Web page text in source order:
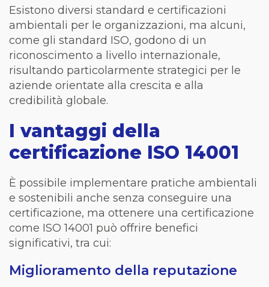
Esistono diversi standard e certificazioni
ambientali per le organizzazioni, ma alcuni,
come gli standard ISO, godono di un
riconoscimento a livello internazionale,
risultando particolarmente strategici per le
aziende orientate alla crescita e alla
credibilità globale.
I vantaggi della
certificazione ISO 14001
È possibile implementare pratiche ambientali
e sostenibili anche senza conseguire una
certificazione, ma ottenere una certificazione
come ISO 14001 può offrire benefici
significativi, tra cui:
Miglioramento della reputazione